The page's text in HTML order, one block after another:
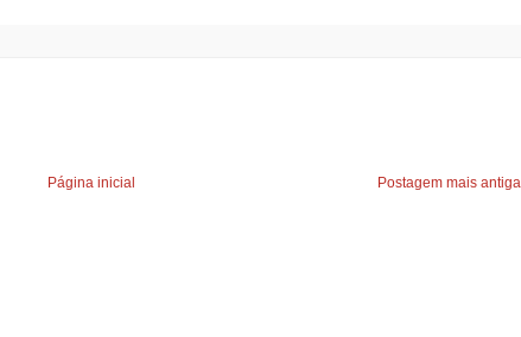
Postagem mais antiga
Página inicial